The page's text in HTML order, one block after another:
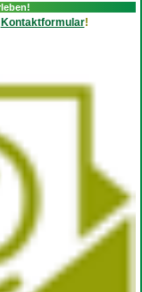
Kontaktformular!